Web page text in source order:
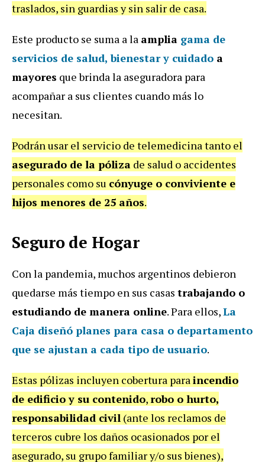
traslados, sin guardias y sin salir de casa.
Este producto se suma a la amplia gama de
servicios de salud, bienestar y cuidado a
mayores que brinda la aseguradora para
acompañar a sus clientes cuando más lo
necesitan.
Podrán usar el servicio de telemedicina tanto el
asegurado de la póliza de salud o accidentes
personales como su cónyuge o conviviente e
hijos menores de 25 años.
Seguro de Hogar
Con la pandemia, muchos argentinos debieron
quedarse más tiempo en sus casas trabajando o
estudiando de manera online. Para ellos,La
Caja diseñó planes para casa o departamento
que se ajustan a cada tipo de usuario.
Estas pólizas incluyen cobertura paraincendio
de edificio y su contenido,robo o hurto,
responsabilidad civil (ante los reclamos de
terceros cubre los daños ocasionados por el
asegurado, su grupo familiar y/o sus bienes),